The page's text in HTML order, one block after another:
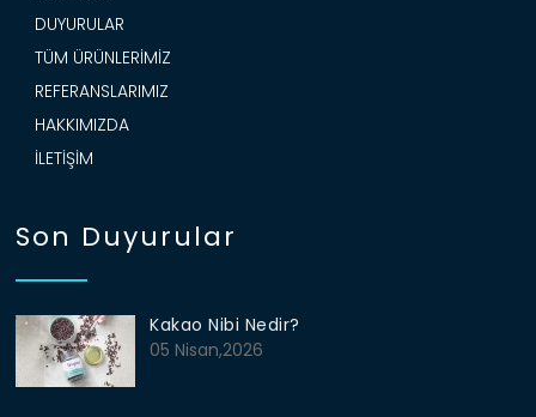
DUYURULAR
TÜM ÜRÜNLERIMIZ
REFERANSLARIMIZ
HAKKIMIZDA
İLETIŞIM
Son Duyurular
Kakao Nibi Nedir?
05 Nisan,2026